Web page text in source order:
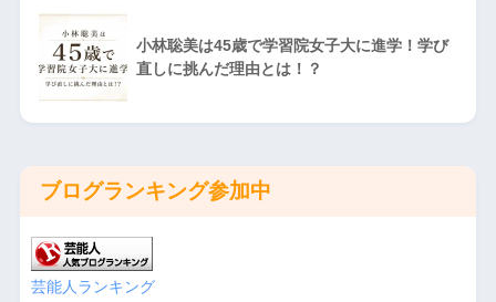
小林聡美は45歳で学習院女子大に進学！学び
直しに挑んだ理由とは！？
ブログランキング参加中
芸能人ランキング